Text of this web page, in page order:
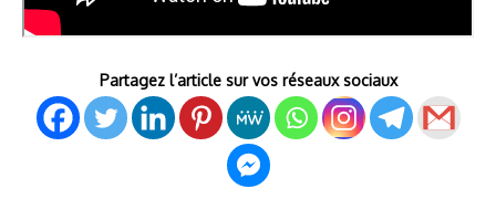
Partagez l’article sur vos réseaux sociaux